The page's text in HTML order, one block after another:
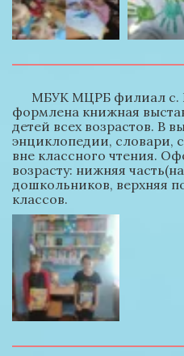
формлена книжная
детей всех возрастов. В
энциклопедии, словари,
вне классного чтения.
возрасту: нижняя
дошкольников, верхняя
классов.